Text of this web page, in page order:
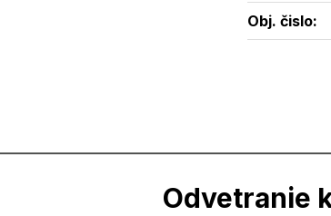
Obj. čislo:
Odvetranie